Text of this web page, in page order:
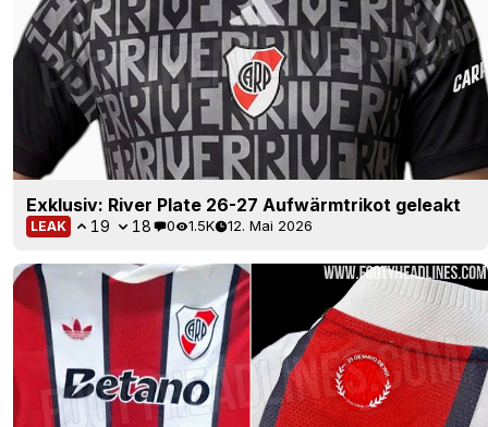
Exklusiv: River Plate 26-27 Aufwärmtrikot geleakt
LEAK 19 18 0 1.5K 12. Mai 2026